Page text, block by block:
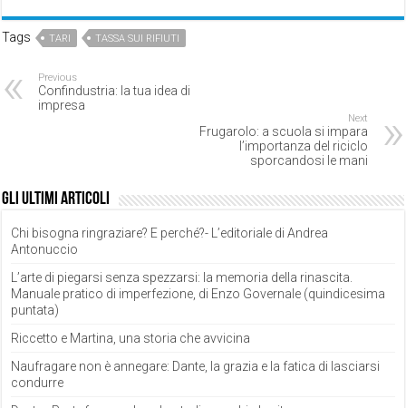
Tags TARI TASSA SUI RIFIUTI
Previous
Confindustria: la tua idea di
impresa
Next
Frugarolo: a scuola si impara
l’importanza del riciclo
sporcandosi le mani
Gli ultimi articoli
Chi bisogna ringraziare? E perché?- L’editoriale di Andrea
Antonuccio
L’arte di piegarsi senza spezzarsi: la memoria della rinascita.
Manuale pratico di imperfezione, di Enzo Governale (quindicesima
puntata)
Riccetto e Martina, una storia che avvicina
Naufragare non è annegare: Dante, la grazia e la fatica di lasciarsi
condurre